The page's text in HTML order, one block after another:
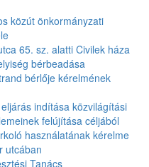
közút önkormányzati
65. sz. alatti Civilek háza
bérbeadása
bérlője kérelmének
indítása közvilágítási
felújítása céljából
használatának kérelme
utcában
Tanács